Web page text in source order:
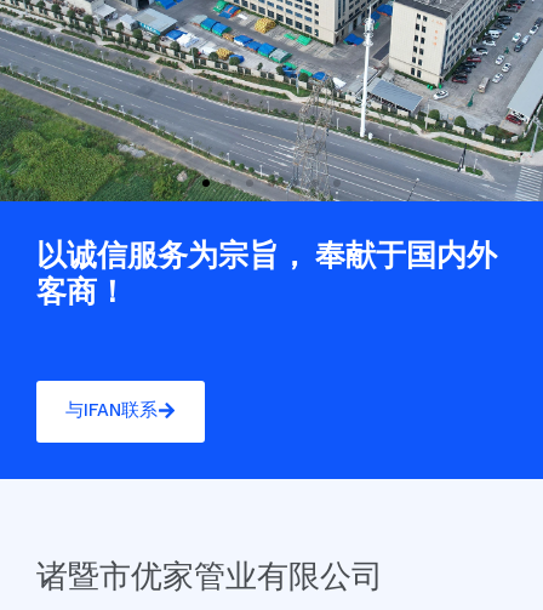
以诚信服务为宗旨， 奉献于国内外
客商！
与IFAN联系
诸暨市优家管业有限公司